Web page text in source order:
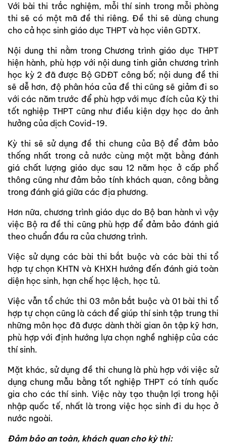
Với bài thi trắc nghiệm, mỗi thí sinh trong mỗi phòng
thi sẽ có một mã đề thi riêng. Đề thi sẽ dùng chung
cho cả học sinh giáo dục THPT và học viên GDTX.
Nội dung thi nằm trong Chương trình giáo dục THPT
hiện hành, phù hợp với nội dung tinh giản chương trình
học kỳ 2 đã được Bộ GDĐT công bố; nội dung đề thi
sẽ dễ hơn, độ phân hóa của đề thi cũng sẽ giảm đi so
với các năm trước để phù hợp với mục đích của Kỳ thi
tốt nghiệp THPT cũng như điều kiện dạy học do ảnh
hưởng của dịch Covid-19.
Kỳ thi sẽ sử dụng đề thi chung của Bộ để đảm bảo
thống nhất trong cả nước cùng một mặt bằng đánh
giá chất lượng giáo dục sau 12 năm học ở cấp phổ
thông cũng như đảm bảo tính khách quan, công bằng
trong đánh giá giữa các địa phương.
Hơn nữa, chương trình giáo dục do Bộ ban hành vì vậy
việc Bộ ra đề thi cũng phù hợp để đảm bảo đánh giá
theo chuẩn đầu ra của chương trình.
Việc sử dụng các bài thi bắt buộc và các bài thi tổ
hợp tự chọn KHTN và KHXH hướng đến đánh giá toàn
diện học sinh, hạn chế học lệch, học tủ.
Việc vẫn tổ chức thi 03 môn bắt buộc và 01 bài thi tổ
hợp tự chọn cũng là cách để giúp thí sinh tập trung thi
những môn học đã được dành thời gian ôn tập kỹ hơn,
phù hợp với định hướng lựa chọn nghề nghiệp của các
thí sinh.
Mặt khác, sử dụng đề thi chung là phù hợp với việc sử
dụng chung mẫu bằng tốt nghiệp THPT có tính quốc
gia cho các thí sinh. Việc này tạo thuận lợi trong hội
nhập quốc tế, nhất là trong việc học sinh đi du học ở
nước ngoài.
Đảm bảo an toàn, khách quan cho kỳ thi: